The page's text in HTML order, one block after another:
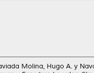
Molina, Hugo A. y